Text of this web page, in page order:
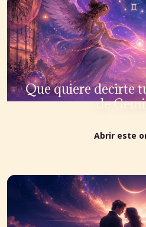
Que quiere decirte
de
Abrir este